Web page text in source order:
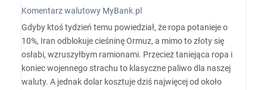
Komentarz walutowy MyBank.pl
Gdyby ktoś tydzień temu powiedział, że ropa potanieje o
10%, Iran odblokuje cieśninę Ormuz, a mimo to złoty się
osłabi, wzruszyłbym ramionami. Przecież taniejąca ropa i
koniec wojennego strachu to klasyczne paliwo dla naszej
waluty. A jednak dolar kosztuje dziś najwięcej od około